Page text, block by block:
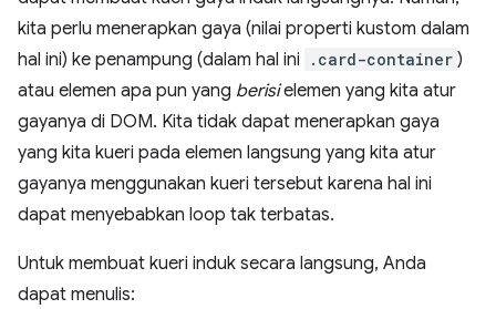
kita perlu menerapkan gaya (nilai properti kustom dalam
hal ini) ke penampung (dalam hal ini
.card-container )
atau elemen apa pun yang berisielemen yang kita atur
gayanya di DOM. Kita tidak dapat menerapkan gaya
yang kita kueri pada elemen langsung yang kita atur
gayanya menggunakan kueri tersebut karena hal ini
dapat menyebabkan loop tak terbatas.
Untuk membuat kueri induk secara langsung, Anda
dapat menulis: